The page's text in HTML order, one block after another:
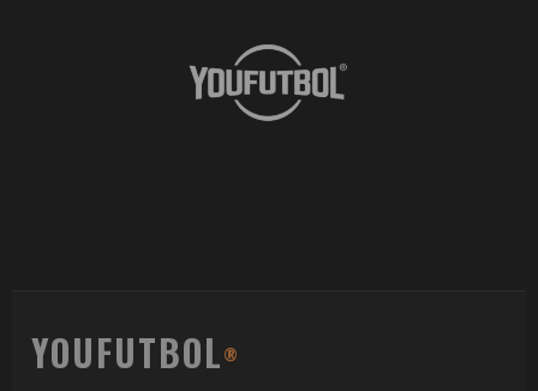
YOUFUTBOL ®